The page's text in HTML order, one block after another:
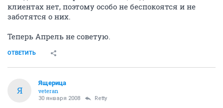
клиентах нет, поэтому особо не беспокоятся и не
заботятся о них.
Теперь Апрель не советую.
ОТВЕТИТЬ
Я
Ящерица
veteran
30 января 2008 Retty